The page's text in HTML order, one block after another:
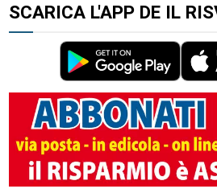
SCARICA L'APP DE IL